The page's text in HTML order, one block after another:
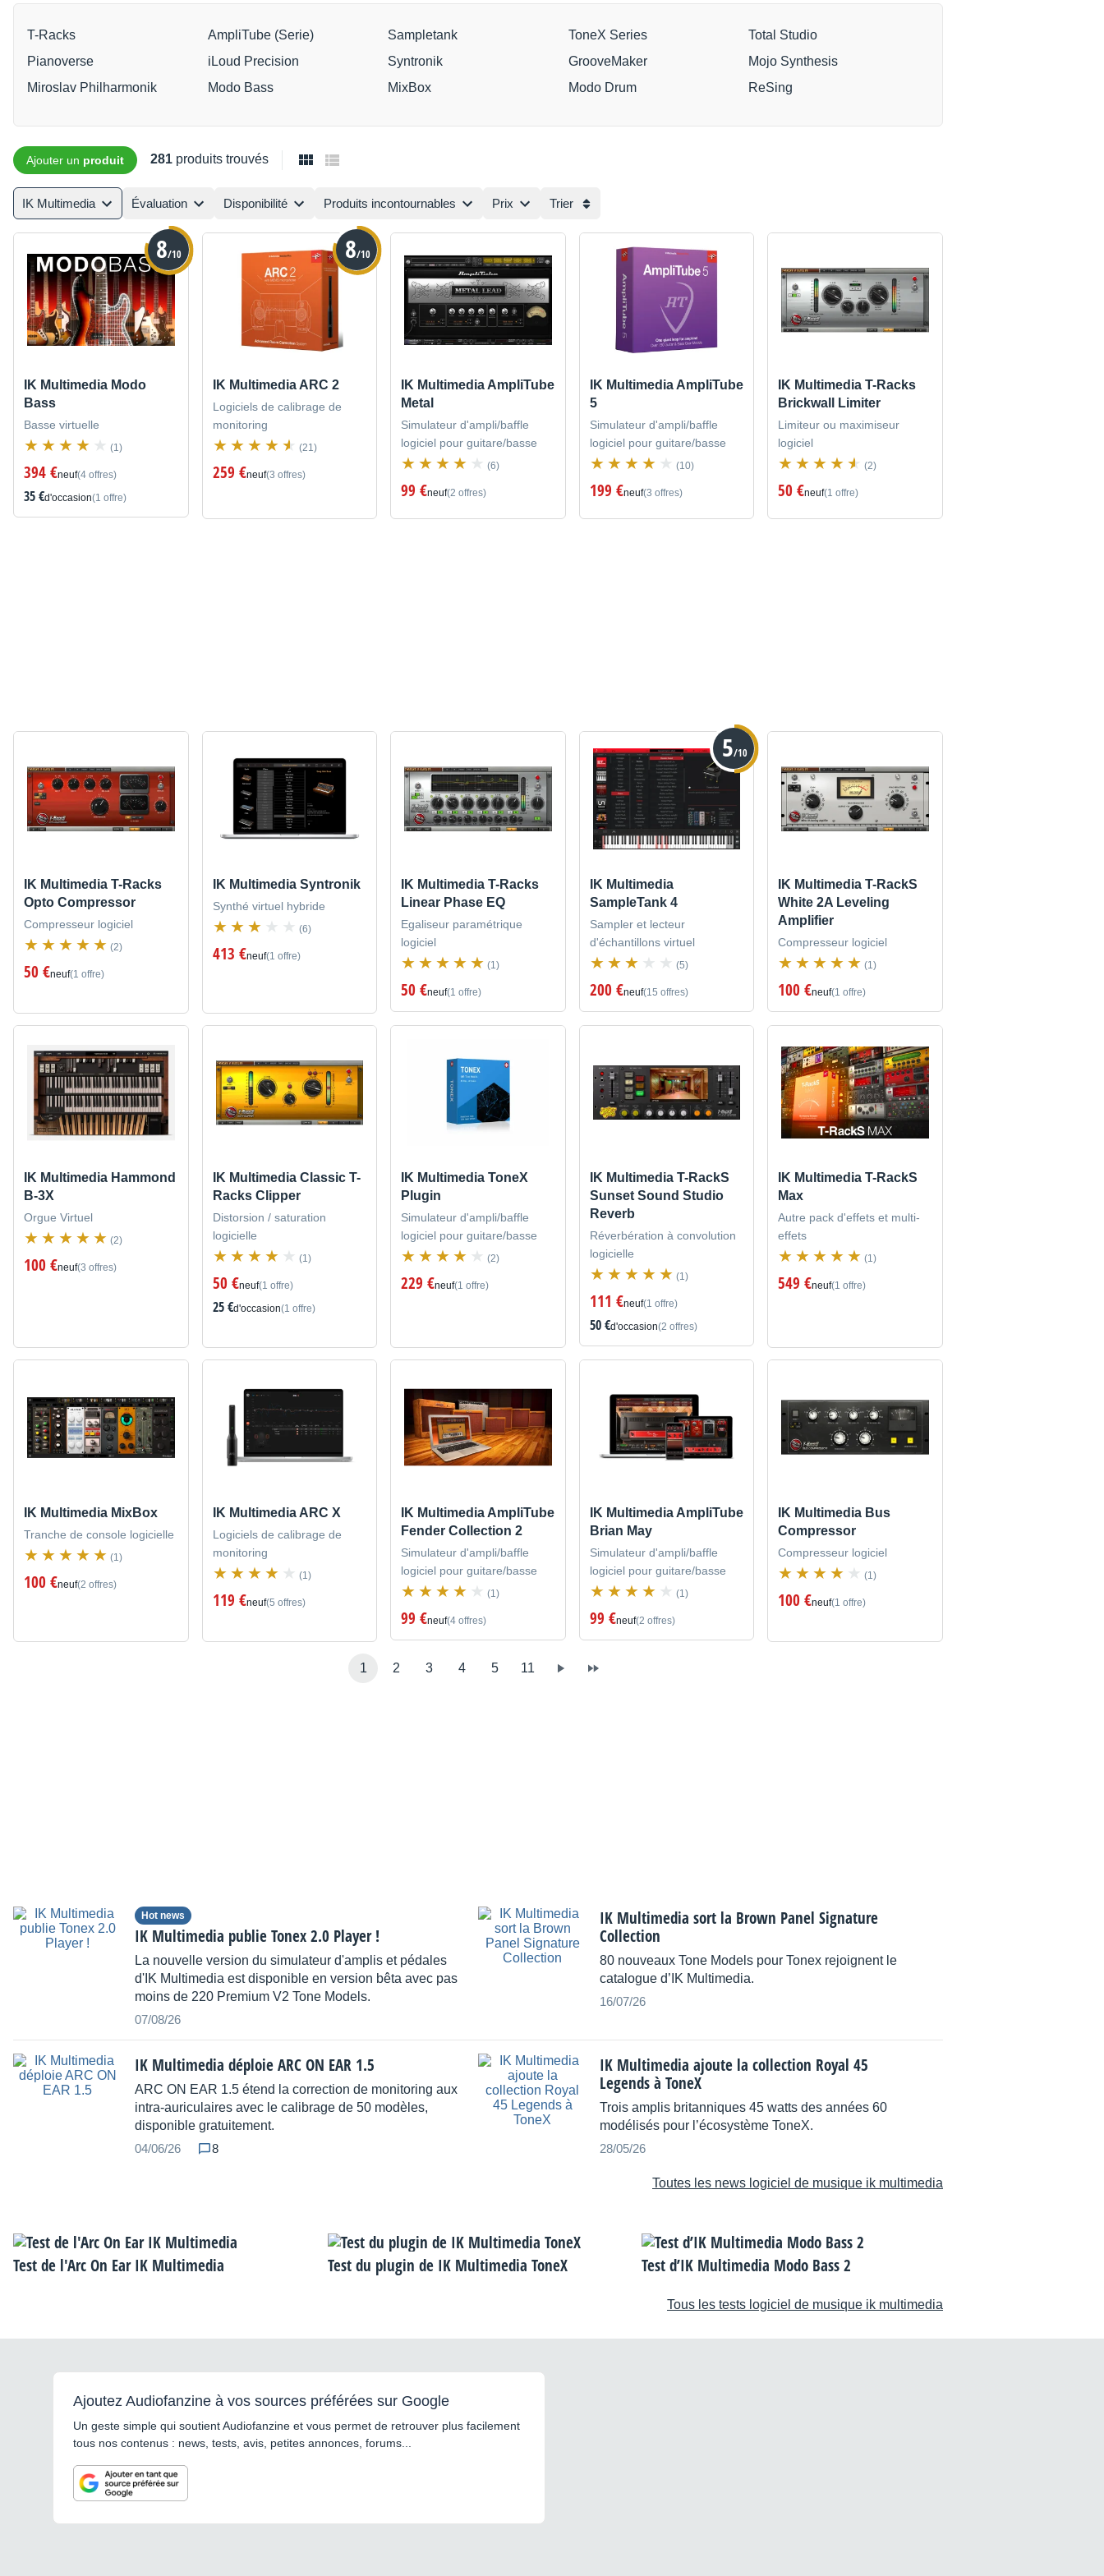
T-Racks AmpliTube (Serie) Sampletank ToneX Series
Total Studio
Pianoverse
iLoud Precision Syntronik GrooveMaker
Mojo Synthesis
Miroslav Philharmonik
Modo Bass MixBox Modo Drum ReSing
Ajouter un produit 281 produits trouvés
IK Multimedia Évaluation Disponibilité Produits incontournables Prix Trier
8/10
IK Multimedia Modo
Bass
Basse virtuelle
(1)
394 €neuf(4 offres)
35 €d'occasion(1 offre)
8/10
IK Multimedia ARC 2
Logiciels de calibrage de
monitoring
(21)
259 €neuf(3 offres)
IK Multimedia AmpliTube
Metal
Simulateur d'ampli/baffle
logiciel pour guitare/basse
(6)
99 €neuf(2 offres)
IK Multimedia AmpliTube
5
Simulateur d'ampli/baffle
logiciel pour guitare/basse
(10)
199 €neuf(3 offres)
IK Multimedia T-Racks
Brickwall Limiter
Limiteur ou maximiseur
logiciel
(2)
50 €neuf(1 offre)
IK Multimedia T-Racks
Opto Compressor
Compresseur logiciel
(2)
50 €neuf(1 offre)
IK Multimedia Syntronik
Synthé virtuel hybride
(6)
413 €neuf(1 offre)
IK Multimedia T-Racks
Linear Phase EQ
Egaliseur paramétrique
logiciel
(1)
50 €neuf(1 offre)
5/10
IK Multimedia
SampleTank 4
Sampler et lecteur
d'échantillons virtuel
(5)
200 €neuf(15 offres)
IK Multimedia T-RackS
White 2A Leveling
Amplifier
Compresseur logiciel
(1)
100 €neuf(1 offre)
IK Multimedia Hammond
B-3X
Orgue Virtuel
(2)
100 €neuf(3 offres)
IK Multimedia Classic T-
Racks Clipper
Distorsion / saturation
logicielle
(1)
50 €neuf(1 offre)
25 €d'occasion(1 offre)
IK Multimedia ToneX
Plugin
Simulateur d'ampli/baffle
logiciel pour guitare/basse
(2)
229 €neuf(1 offre)
IK Multimedia T-RackS
Sunset Sound Studio
Reverb
Réverbération à convolution
logicielle
(1)
111 €neuf(1 offre)
50 €d'occasion(2 offres)
IK Multimedia T-RackS
Max
Autre pack d'effets et multi-
effets
(1)
549 €neuf(1 offre)
IK Multimedia MixBox
Tranche de console logicielle
(1)
100 €neuf(2 offres)
IK Multimedia ARC X
Logiciels de calibrage de
monitoring
(1)
119 €neuf(5 offres)
IK Multimedia AmpliTube
Fender Collection 2
Simulateur d'ampli/baffle
logiciel pour guitare/basse
(1)
99 €neuf(4 offres)
IK Multimedia AmpliTube
Brian May
Simulateur d'ampli/baffle
logiciel pour guitare/basse
(1)
99 €neuf(2 offres)
IK Multimedia Bus
Compressor
Compresseur logiciel
(1)
100 €neuf(1 offre)
1 2 3 4 5 11
Hot news
IK Multimedia publie Tonex 2.0 Player !
La nouvelle version du simulateur d'amplis et pédales
d'IK Multimedia est disponible en version bêta avec pas
moins de 220 Premium V2 Tone Models.
07/08/26
IK Multimedia sort la Brown Panel Signature
Collection
80 nouveaux Tone Models pour Tonex rejoignent le
catalogue d’IK Multimedia.
16/07/26
IK Multimedia déploie ARC ON EAR 1.5
ARC ON EAR 1.5 étend la correction de monitoring aux
intra-auriculaires avec le calibrage de 50 modèles,
disponible gratuitement.
04/06/26
8
IK Multimedia ajoute la collection Royal 45
Legends à ToneX
Trois amplis britanniques 45 watts des années 60
modélisés pour l’écosystème ToneX.
28/05/26
Toutes les news logiciel de musique ik multimedia
Test de l'Arc On Ear IK Multimedia Test du plugin de IK Multimedia ToneX Test d’IK Multimedia Modo Bass 2
Tous les tests logiciel de musique ik multimedia
Ajoutez Audiofanzine à vos sources préférées sur Google
Un geste simple qui soutient Audiofanzine et vous permet de retrouver plus facilement
tous nos contenus : news, tests, avis, petites annonces, forums...